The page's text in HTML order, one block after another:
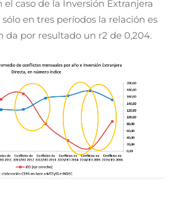
caso de la Inversión Extranjera
en tres períodos la relación es
da por resultado un r2 de 0,204.